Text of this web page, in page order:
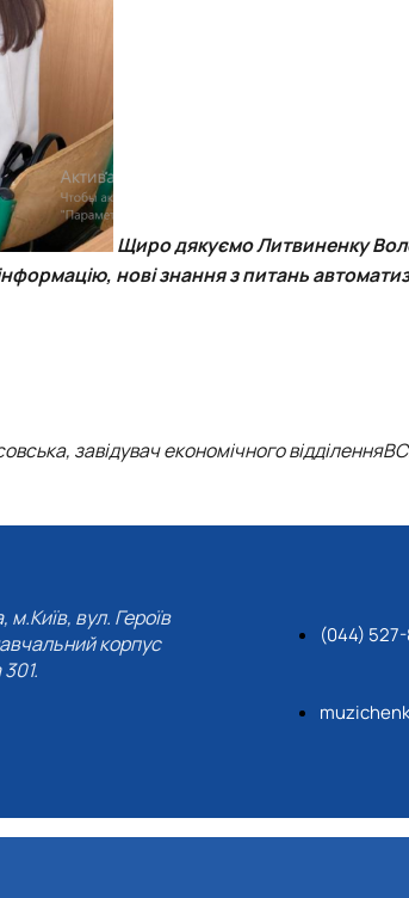
Щиро дякуємо Литвиненку
нові знання з питань
завідувач економічного відділення
м.Київ, вул. Героїв
корпус
(044)